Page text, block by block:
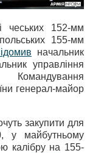
чеських 152-мм
155-мм
начальник
управління
Командування
генерал-майор
закупити для
у майбутньому
калібру на 155-